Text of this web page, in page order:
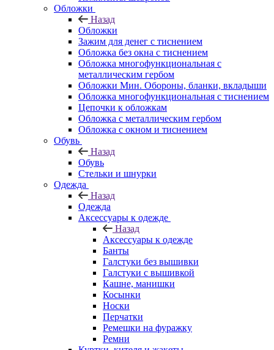
Обложки
Назад
Обложки
Зажим для денег с тиснением
Обложка без окна с тиснением
Обложка многофункциональная с
металлическим гербом
Обложки Мин. Обороны, бланки, вкладыши
Обложка многофункциональная с тиснением
Цепочки к обложкам
Обложка с металлическим гербом
Обложка с окном и тиснением
Обувь
Назад
Обувь
Стельки и шнурки
Одежда
Назад
Одежда
Аксессуары к одежде
Назад
Аксессуары к одежде
Банты
Галстуки без вышивки
Галстуки с вышивкой
Кашне, манишки
Косынки
Носки
Перчатки
Ремешки на фуражку
Ремни